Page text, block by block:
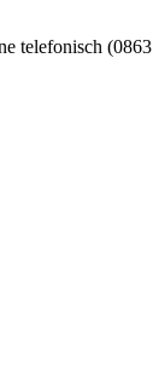
telefonisch